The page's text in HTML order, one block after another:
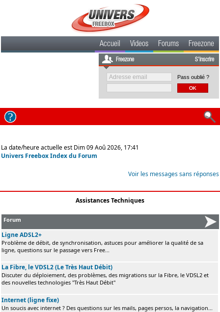
Accueil Videos Forums Freezone
Freezone S'inscrire
Pass oublié ?
La date/heure actuelle est Dim 09 Aoû 2026, 17:41
Univers Freebox Index du Forum
Voir les messages sans réponses
Assistances Techniques
Forum
Ligne ADSL2+
Problème de débit, de synchronisation, astuces pour améliorer la qualité de sa
ligne, questions sur le passage vers Free...
La Fibre, le VDSL2 (Le Très Haut Débit)
Discuter du déploiement, des problèmes, des migrations sur la Fibre, le VDSL2 et
des nouvelles technologies "Très Haut Débit"
Internet (ligne fixe)
Un soucis avec internet ? Des questions sur les mails, pages persos, la navigation...